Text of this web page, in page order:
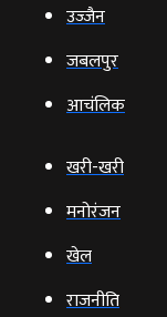
उज्‍जैन
जबलपुर
आचंलिक
खरी-खरी
मनोरंजन
खेल
राजनीति